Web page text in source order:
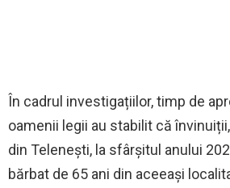
În cadrul investigațiilor, timp de
oamenii legii au stabilit că
din Telenești, la sfârșitul anului
bărbat de 65 ani din aceeași